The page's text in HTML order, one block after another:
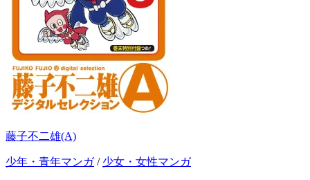
藤子不二雄(A)
少年・青年マンガ/ 少女・女性マンガ